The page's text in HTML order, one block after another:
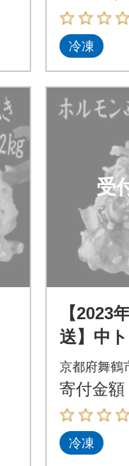
冷凍
受
【2023
送】中
西京味
京都府舞鶴
寄付金額
冷凍